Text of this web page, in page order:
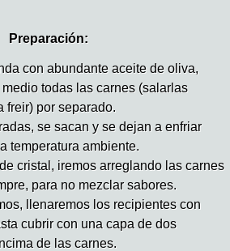
Preparación:
con abundante aceite de oliva,
todas las carnes (salarlas
freir) por separado.
se sacan y se dejan a enfriar
temperatura ambiente.
cristal, iremos arreglando las carnes
para no mezclar sabores.
llenaremos los recipientes con
cubrir con una capa de dos
de las carnes.